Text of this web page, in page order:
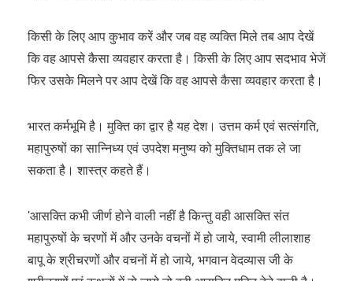
किसी के लिए आप कुभाव करें और जब वह व्यक्ति मिले तब आप देखें
कि वह आपसे कैसा व्यवहार करता है। किसी के लिए आप सदभाव भेजें
फिर उसके मिलने पर आप देखें कि वह आपसे कैसा व्यवहार करता है।
भारत कर्मभूमि है। मुक्ति का द्वार है यह देश। उत्तम कर्म एवं सत्संगति,
महापुरुषों का सान्निध्य एवं उपदेश मनुष्य को मुक्तिधाम तक ले जा
सकता है। शास्त्र कहते हैं।
ʹआसक्ति कभी जीर्ण होने वाली नहीं है किन्तु वही आसक्ति संत
महापुरुषों के चरणों में और उनके वचनों में हो जाये, स्वामी लीलाशाह
बापू के श्रीचरणों और वचनों में हो जाये, भगवान वेदव्यास जी के